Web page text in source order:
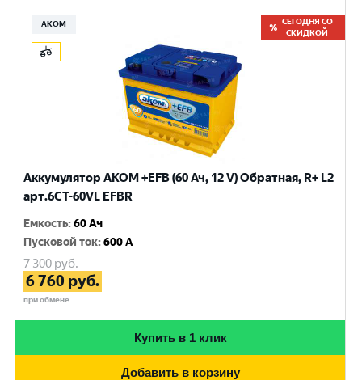
АКОМ
СЕГОДНЯ СО
СКИДКОЙ
Аккумулятор AKOM +EFB (60 Ач, 12 V) Обратная, R+ L2
арт.6CТ-60VL EFBR
Емкость:60 Ач
Пусковой ток:600 A
7 300руб.
6 760 руб.
при обмене
Купить в 1 клик
Добавить в корзину